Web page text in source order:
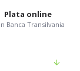
Plata online
Banca Transilvania